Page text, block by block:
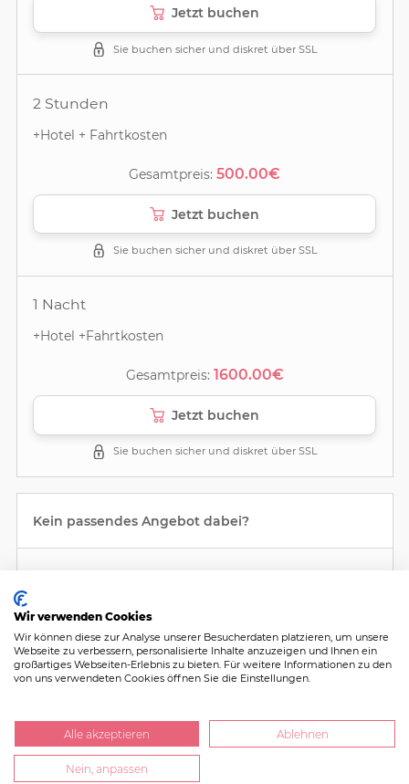
Zu den Angeboten springen
Jetzt buchen
Sie buchen sicher und diskret über SSL
2 Stunden
+Hotel + Fahrtkosten
Gesamtpreis: 500.00€
Jetzt buchen
Sie buchen sicher und diskret über SSL
1 Nacht
+Hotel +Fahrtkosten
Gesamtpreis: 1600.00€
Jetzt buchen
Sie buchen sicher und diskret über SSL
Kein passendes Angebot dabei?
Nachricht schreiben
Hilfe|Mehr
Wir verwenden Cookies
Wir können diese zur Analyse unserer Besucherdaten platzieren, um unsere
Webseite zu verbessern, personalisierte Inhalte anzuzeigen und Ihnen ein
großartiges Webseiten-Erlebnis zu bieten. Für weitere Informationen zu den
von uns verwendeten Cookies öffnen Sie die Einstellungen.
Alle akzeptieren Ablehnen
Nein, anpassen